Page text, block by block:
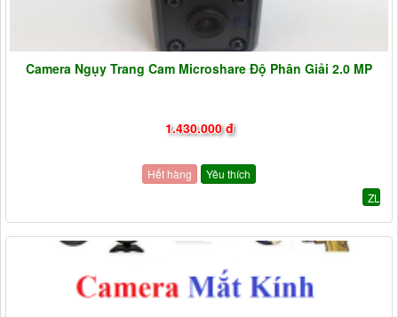
Camera Ngụy Trang Cam Microshare Độ Phân Giải 2.0 MP
1.430.000 đ
Hết hàng
Yêu thích
ZL